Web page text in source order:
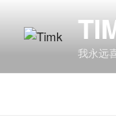
我永远